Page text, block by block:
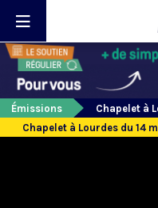
Émissions
Chapelet à
Chapelet à Lourdes du 14